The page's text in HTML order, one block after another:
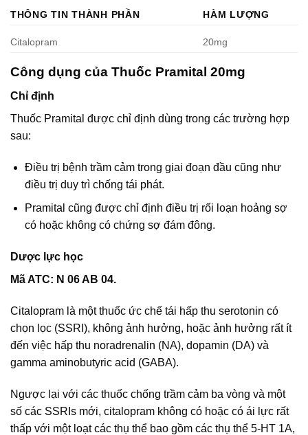
THÔNG TIN THÀNH PHẦN HÀM LƯỢNG
Citalopram 20mg
Công dụng của Thuốc Pramital 20mg
Chỉ định
Thuốc Pramital được chỉ định dùng trong các trường hợp
sau:
Điều trị bệnh trầm cảm trong giai đoạn đầu cũng như
điều trị duy trì chống tái phát.
Pramital cũng được chỉ định điều trị rối loạn hoảng sợ
có hoặc không có chứng sợ đám đông.
Dược lực học
Mã ATC: N 06 AB 04.
Citalopram là một thuốc ức chế tái hấp thu serotonin có
chọn lọc (SSRI), không ảnh hưởng, hoặc ảnh hưởng rất ít
đến việc hấp thu noradrenalin (NA), dopamin (DA) và
gamma aminobutyric acid (GABA).
Ngược lại với các thuốc chống trầm cảm ba vòng và một
số các SSRIs mới, citalopram không có hoặc có ái lực rất
thấp với một loạt các thụ thể bao gồm các thụ thể 5-HT 1A,